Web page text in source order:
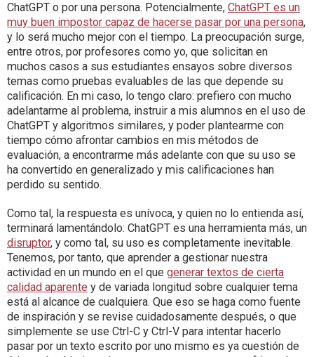
ChatGPT o por una persona. Potencialmente, ChatGPT es un
muy buen impostor capaz de hacerse pasar por una persona,
y lo será mucho mejor con el tiempo. La preocupación surge,
entre otros, por profesores como yo, que solicitan en
muchos casos a sus estudiantes ensayos sobre diversos
temas como pruebas evaluables de las que depende su
calificación. En mi caso, lo tengo claro: prefiero con mucho
adelantarme al problema, instruir a mis alumnos en el uso de
ChatGPT y algoritmos similares, y poder plantearme con
tiempo cómo afrontar cambios en mis métodos de
evaluación, a encontrarme más adelante con que su uso se
ha convertido en generalizado y mis calificaciones han
perdido su sentido.
Como tal, la respuesta es unívoca, y quien no lo entienda así,
terminará lamentándolo: ChatGPT es una herramienta más, un
disruptor, y como tal, su uso es completamente inevitable.
Tenemos, por tanto, que aprender a gestionar nuestra
actividad en un mundo en el que generar textos de cierta
calidad aparente y de variada longitud sobre cualquier tema
está al alcance de cualquiera. Que eso se haga como fuente
de inspiración y se revise cuidadosamente después, o que
simplemente se use Ctrl-C y Ctrl-V para intentar hacerlo
pasar por un texto escrito por uno mismo es ya cuestión de